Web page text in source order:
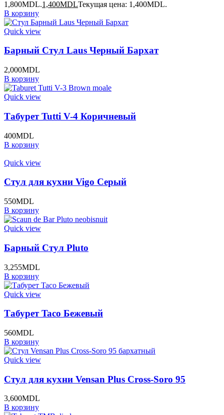
1,800MDL.1,400MDLТекущая цена: 1,400MDL.
В корзину
Quick view
Барный Стул Laus Черный Бархат
2,000MDL
В корзину
Quick view
Табурет Tutti V-4 Коричневый
400MDL
В корзину
Quick view
Стул для кухни Vigo Серый
550MDL
В корзину
Quick view
Барный Стул Pluto
3,255MDL
В корзину
Quick view
Табурет Taco Бежевый
560MDL
В корзину
Quick view
Стул для кухни Vensan Plus Cross-Soro 95
3,600MDL
В корзину